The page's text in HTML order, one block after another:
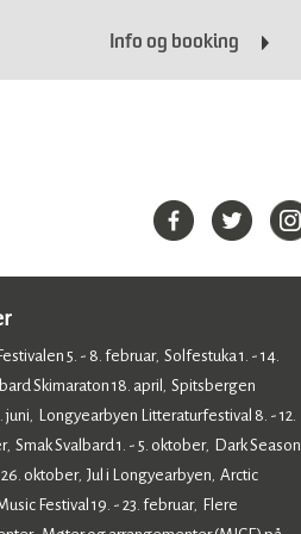
Info og booking
5. - 8. februar, Solfestuka 1. - 14.
Skimaraton 18. april Spitsbergen
juni Longyearbyen Litteraturfestival 8. - 12.
, Smak Svalbard 1. - 5. oktober, Dark Season
26. oktober, Jul i Longyearbyen Arctic
Festival 19. - 23. februar, Flere